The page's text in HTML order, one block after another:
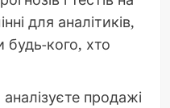
для аналітиків,
будь-кого, хто
продажі